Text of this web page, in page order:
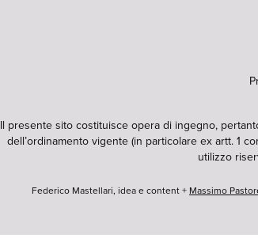
Il presente sito costituisce opera di ingegno,
dell’ordinamento vigente (in particolare ex artt. 1
utilizzo
Federico Mastellari, idea e content + Massimo